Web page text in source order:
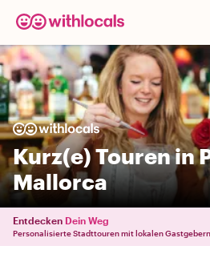
Kurz(e) Touren in
Mallorca
Entdecken Dein Weg
Personalisierte Stadttouren mit lokalen